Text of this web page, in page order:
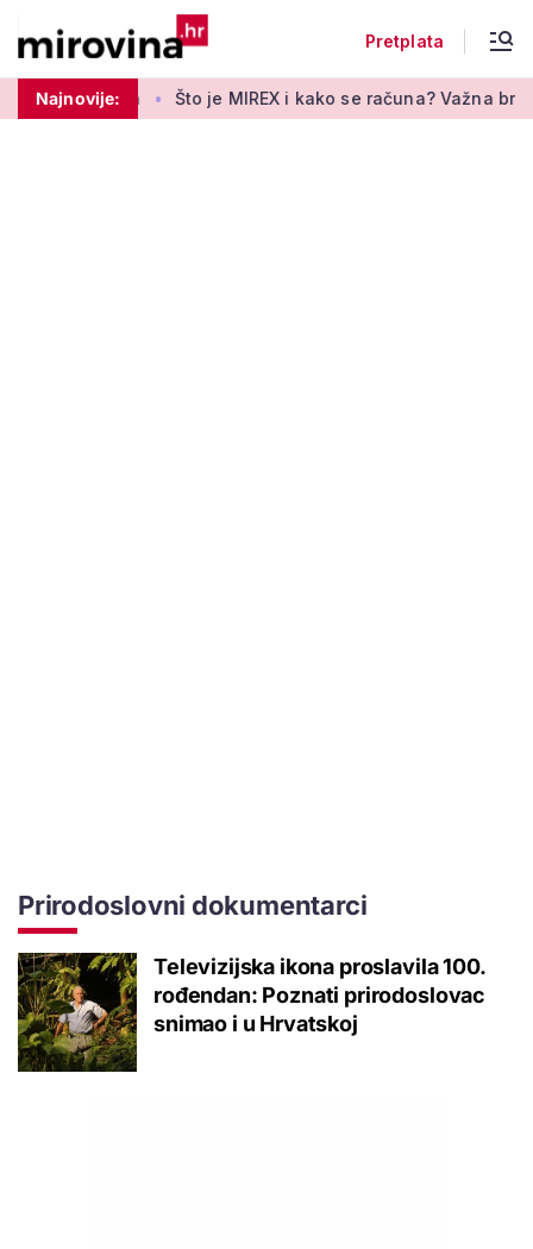
Pretplata
Najnovije: Što je MIREX i kako se računa? Važna brojka
Prirodoslovni dokumentarci
Televizijska ikona proslavila 100.
rođendan: Poznati prirodoslovac
snimao i u Hrvatskoj